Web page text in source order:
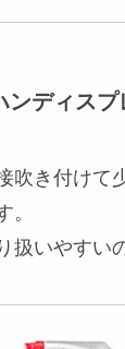
ディスプ
吹き付けて
。
扱いやすい